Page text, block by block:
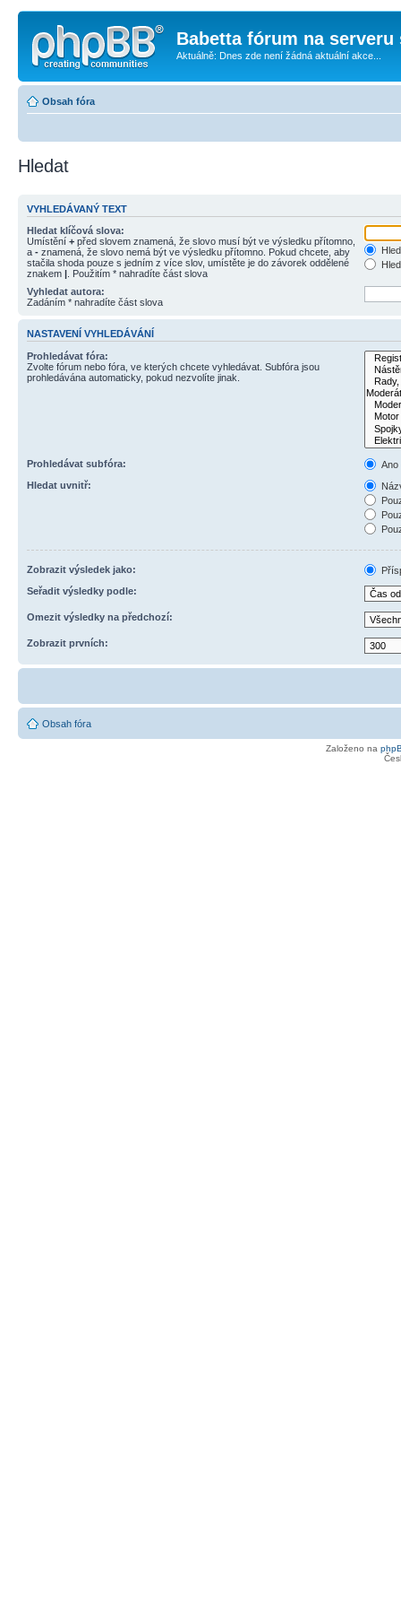
Babetta fórum na serveru
Aktuálně: Dnes zde není žádná aktuální akce...
Obsah fóra
Hledat
VYHLEDÁVANÝ TEXT
Hledat klíčová slova:
Umístění + před slovem znamená, že slovo musí být ve výsledku přítomno,
a - znamená, že slovo nemá být ve výsledku přítomno. Pokud chcete, aby
stačila shoda pouze s jedním z více slov, umístěte je do závorek oddělené
znakem | . Použitím * nahradíte část slova
Vyhledat autora:
Zadáním * nahradíte část slova
NASTAVENÍ VYHLEDÁVÁNÍ
Prohledávat fóra:
Zvolte fórum nebo fóra, ve kterých chcete vyhledávat. Subfóra jsou
prohledávána automaticky, pokud nezvolíte jinak.
Prohledávat subfóra:
Ano
Hledat uvnitř:
Zobrazit výsledek jako:
Seřadit výsledky podle:
Omezit výsledky na předchozí:
Zobrazit prvních:
Obsah fóra
Založeno na